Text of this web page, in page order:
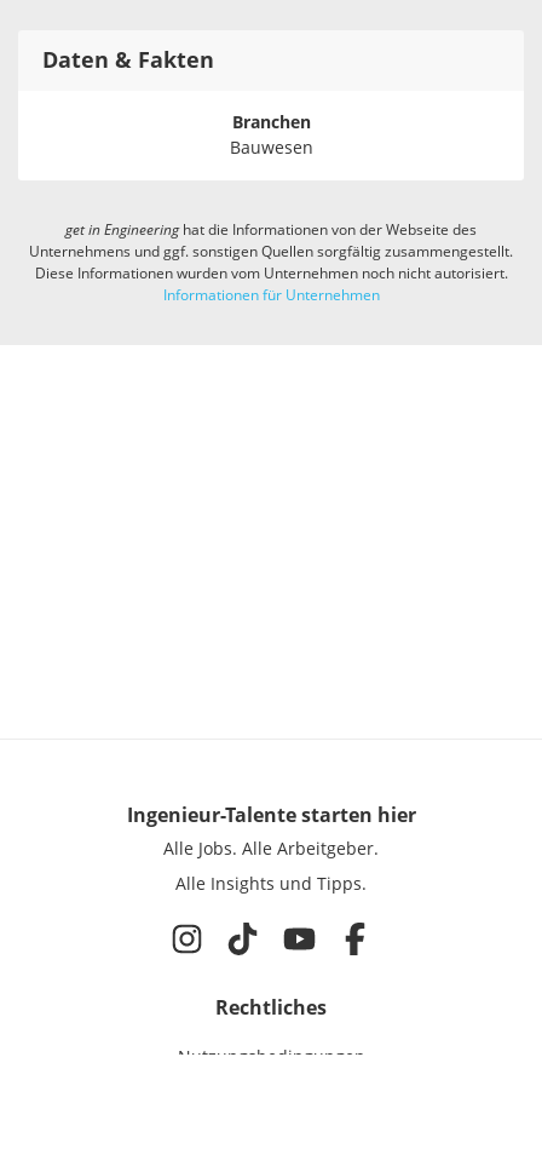
Daten & Fakten
Branchen
Bauwesen
get in Engineeringhat die Informationen von der Webseite des
Unternehmens und ggf. sonstigen Quellen sorgfältig zusammengestellt.
Diese Informationen wurden vom Unternehmen noch nicht autorisiert.
Informationen für Unternehmen
Ingenieur-Talentestarten hier
Alle Jobs. Alle Arbeitgeber.
Alle Insights und Tipps.
Rechtliches
Nutzungsbedingungen